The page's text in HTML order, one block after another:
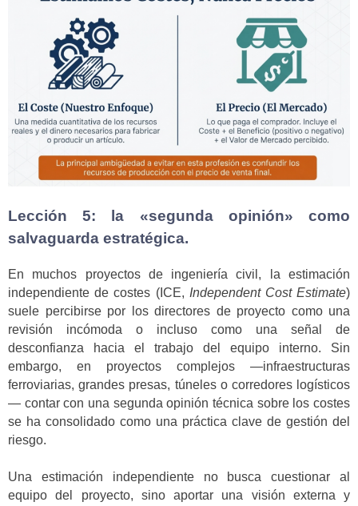
Lección 5: la «segunda opinión» como
salvaguarda estratégica.
En muchos proyectos de ingeniería civil, la estimación
independiente de costes (ICE, Independent Cost Estimate)
suele percibirse por los directores de proyecto como una
revisión incómoda o incluso como una señal de
desconfianza hacia el trabajo del equipo interno. Sin
embargo, en proyectos complejos —infraestructuras
ferroviarias, grandes presas, túneles o corredores logísticos
— contar con una segunda opinión técnica sobre los costes
se ha consolidado como una práctica clave de gestión del
riesgo.
Una estimación independiente no busca cuestionar al
equipo del proyecto, sino aportar una visión externa y